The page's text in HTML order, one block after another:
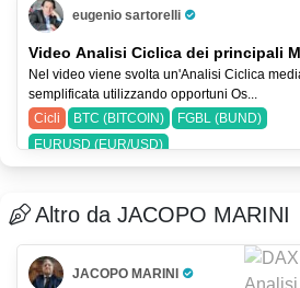
eugenio sartorelli
Pro Trader
Video Analisi Ciclica dei principali
Nel video viene svolta un'Analisi Ciclica
semplificata utilizzando opportuni Os...
Cicli
BTC (BITCOIN)
FGBL (BUND)
EURUSD (EUR/USD)
Altro da JACOPO MARINI
JACOPO MARINI
Pro Trader